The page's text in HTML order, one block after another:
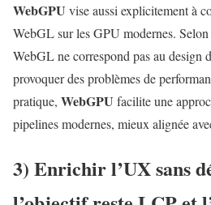
WebGPU vise aussi explicitement à
WebGL sur les GPU modernes.
WebGL ne correspond pas au design
provoquer des problèmes de
pratique, WebGPU facilite une
pipelines modernes, mieux alignée
3) Enrichir l’UX sans